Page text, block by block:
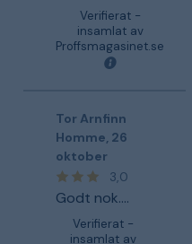
Verifierat -
insamlat av
Proffsmagasinet.se
Tor Arnfinn
Homme, 26
oktober
3,0
Godt nok....
Verifierat -
insamlat av